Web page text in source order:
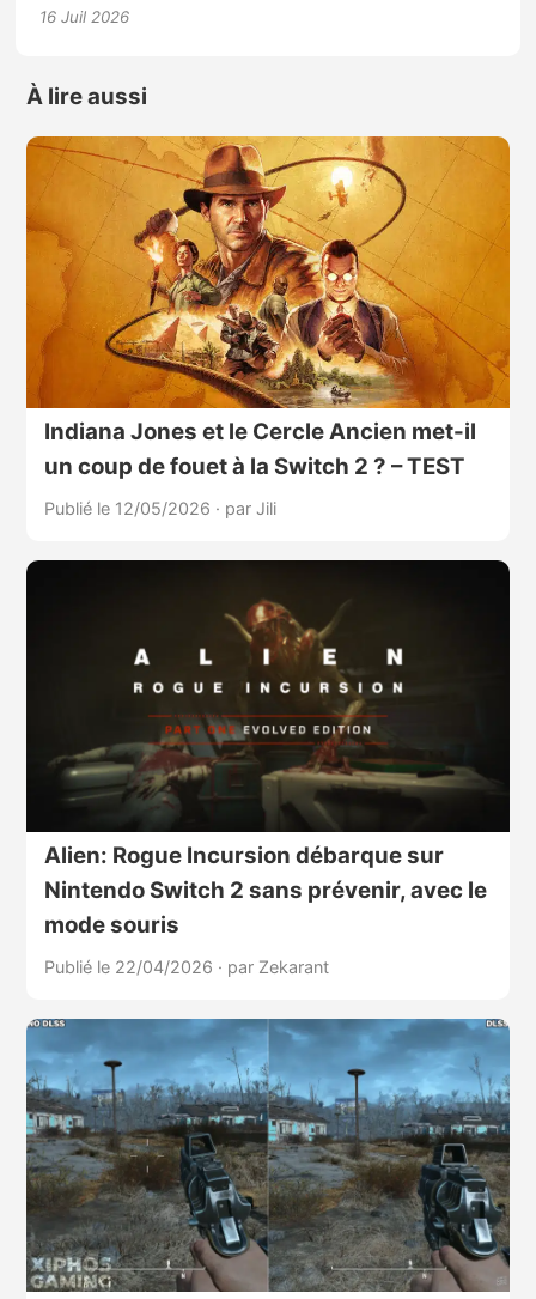
16 Juil 2026
À lire aussi
Indiana Jones et le Cercle Ancien met-il
un coup de fouet à la Switch 2 ? – TEST
Publié le 12/05/2026 · par Jili
Alien: Rogue Incursion débarque sur
Nintendo Switch 2 sans prévenir, avec le
mode souris
Publié le 22/04/2026 · par Zekarant